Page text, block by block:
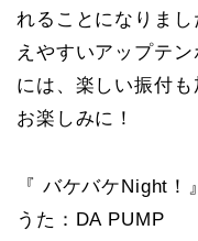
れることになりま
えやすいアップテ
には、楽しい振付も
お楽しみに！
『 バケバケNight
うた：DA PUMP